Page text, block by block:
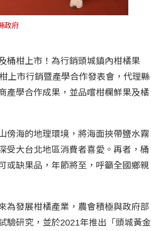
政府
桶柑上市！為行銷頭城鎮內柑橘果
上市行銷暨產學合作發表會，代理縣
產學合作成果，並品嚐柑欄鮮果及橘
傍海的地理環境，將海面挾帶鹽水霧
受大台北地區消費者喜愛。再者，桶
或缺果品，年節將至，呼籲全國鄉親
為發展柑橘產業，農會積極與政府部
驗研究，並於2021年推出「頭城黃金